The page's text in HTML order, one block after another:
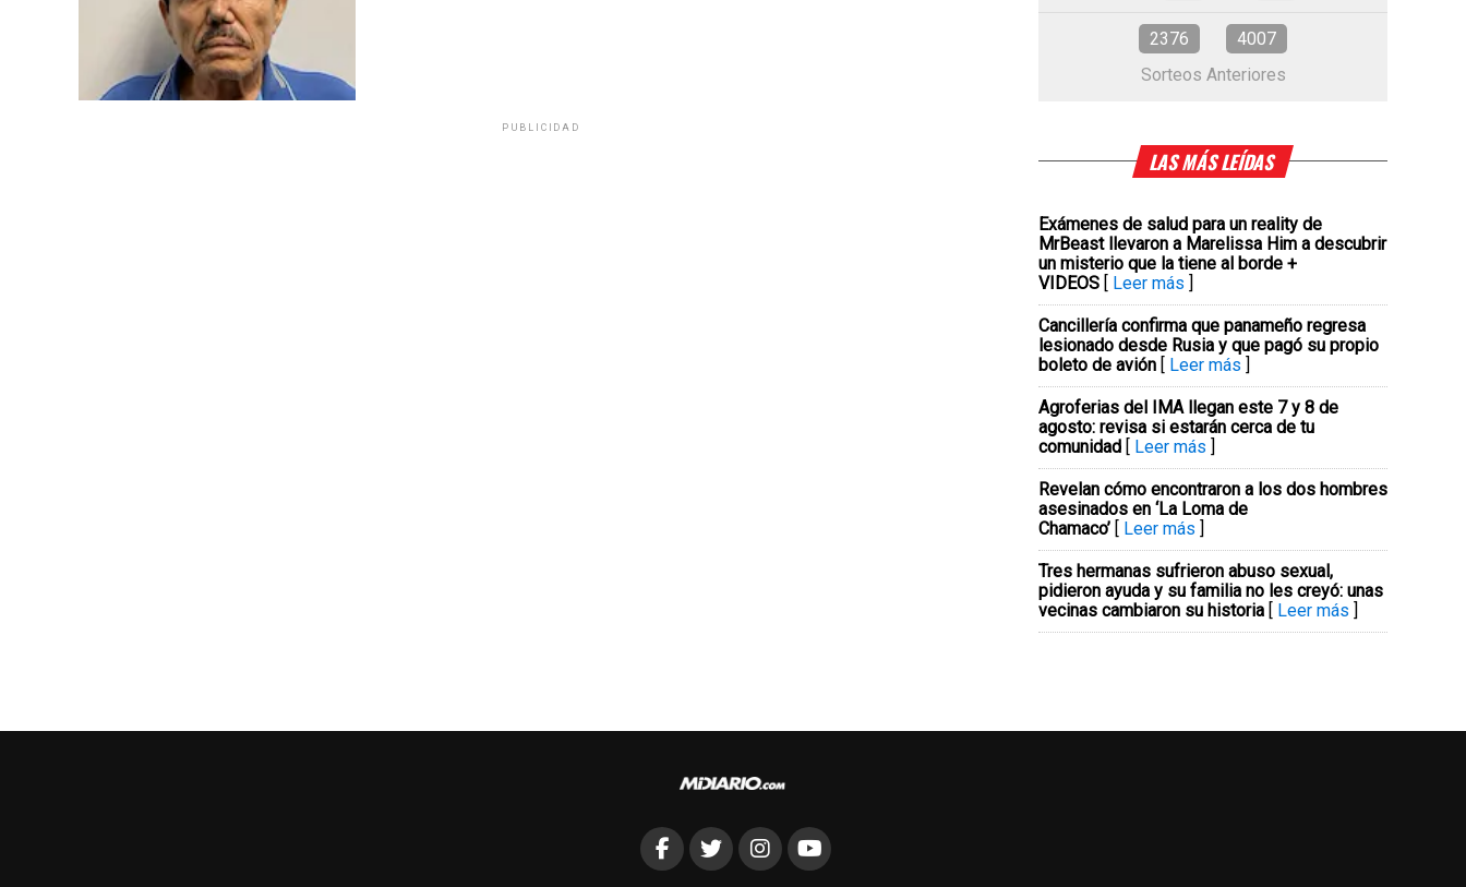
PUBLICIDAD
2376
4007
Sorteos Anteriores
LAS MÁS LEÍDAS
Exámenes de salud para un reality de
MrBeast llevaron a Marelissa Him a descubrir
un misterio que la tiene al borde +
VIDEOS [ Leer más ]
Cancillería confirma que panameño regresa
lesionado desde Rusia y que pagó su propio
boleto de avión [ Leer más ]
Agroferias del IMA llegan este 7 y 8 de
agosto: revisa si estarán cerca de tu
comunidad [ Leer más ]
Revelan cómo encontraron a los dos hombres
asesinados en ‘La Loma de
Chamaco’ [ Leer más ]
Tres hermanas sufrieron abuso sexual,
pidieron ayuda y su familia no les creyó: unas
vecinas cambiaron su historia [ Leer más ]